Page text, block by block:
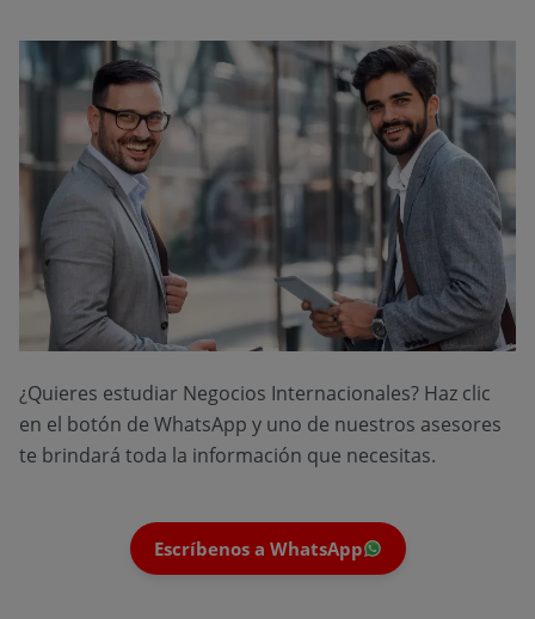
¿Quieres estudiar Negocios Internacionales? Haz clic
en el botón de WhatsApp y uno de nuestros asesores
te brindará toda la información que necesitas.
Escríbenos a WhatsApp